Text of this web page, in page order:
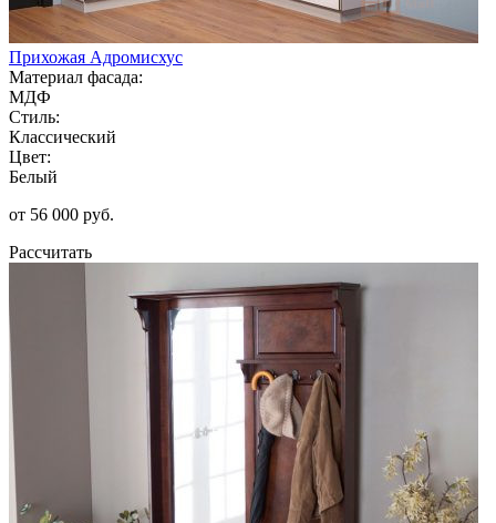
Прихожая Адромисхус
Материал фасада:
МДФ
Стиль:
Классический
Цвет:
Белый
от 56 000 руб.
Рассчитать